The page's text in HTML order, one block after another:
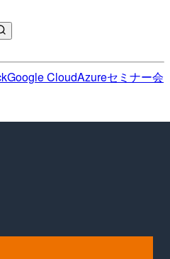
Google CloudAzureセミナー会